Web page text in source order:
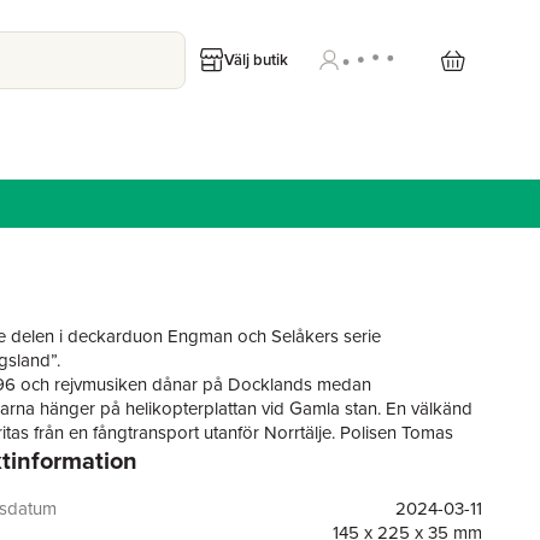
Välj butik
delen i deckarduon Engman och Selåkers serie
och rejvmusiken dånar på Docklands medan
hänger på helikopterplattan vid Gamla stan. En välkänd
från en fångtransport utanför Norrtälje. Polisen Tomas
till platsen från sin storebror Kristians begravning.
tillbaka in i värmen på Aftonbladet. Hon har degraderats till
och är beredd att ta stora risker för att ta sig tillbaka upp
2024-03-11
145 x 225 x 35 mm